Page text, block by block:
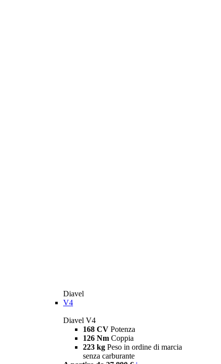
Diavel
V4
Diavel V4
168 CV Potenza
126 Nm Coppia
223 kg Peso in ordine di marcia
senza carburante